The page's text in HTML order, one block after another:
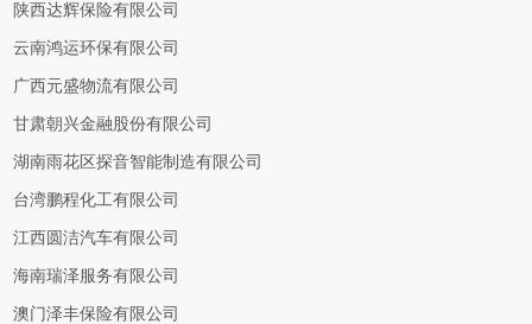
陕西达辉保险有限公司
云南鸿运环保有限公司
广西元盛物流有限公司
甘肃朝兴金融股份有限公司
湖南雨花区探音智能制造有限公司
台湾鹏程化工有限公司
江西圆洁汽车有限公司
海南瑞泽服务有限公司
澳门泽丰保险有限公司